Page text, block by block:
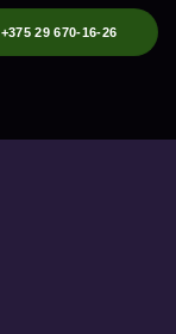
+375 29 670-16-26